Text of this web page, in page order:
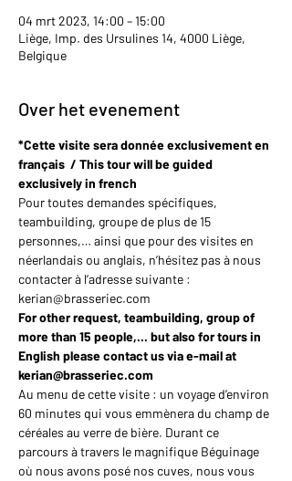
04 mrt 2023, 14:00 – 15:00
Liège, Imp. des Ursulines 14, 4000 Liège,
Belgique
Over het evenement
*Cette visite sera donnée exclusivement en
français  / This tour will be guided
exclusively in french
Pour toutes demandes spécifiques,
teambuilding, groupe de plus de 15
personnes,… ainsi que pour des visites en
néerlandais ou anglais, n’hésitez pas à nous
contacter à l’adresse suivante :
kerian@brasseriec.com
For other request, teambuilding, group of
more than 15 people,... but also for tours in
English please contact us via e-mail at
kerian@brasseriec.com
Au menu de cette visite : un voyage d’environ
60 minutes qui vous emmènera du champ de
céréales au verre de bière. Durant ce
parcours à travers le magnifique Béguinage
où nous avons posé nos cuves, nous vous